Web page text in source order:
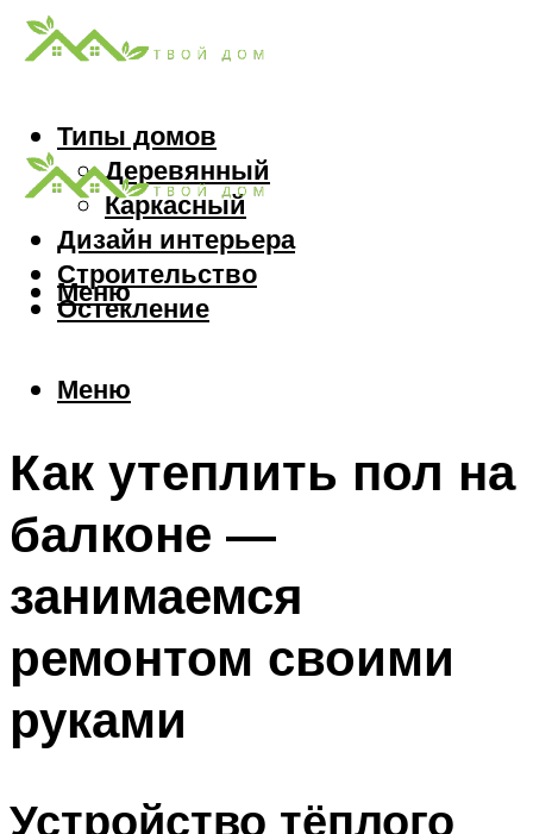
Типы домов
Деревянный
Каркасный
Дизайн интерьера
Строительство
Остекление
Меню
Меню
Как утеплить пол на
балконе —
занимаемся
ремонтом своими
руками
Устройство тёплого